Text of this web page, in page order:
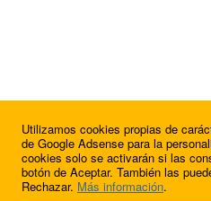
¿Quieres anunciarte
Utilizamos cookies propias de
de Google Adsense para la
cookies solo se activarán si las
botón de Aceptar. También las
Rechazar. Más información.